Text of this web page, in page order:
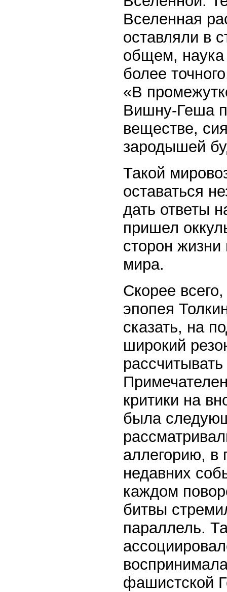
Вселенная
оставляли в
общем, наука
более
«В
Вишну-Геша
веществе,
зародышей
Такой
оставаться
дать ответы
пришел
сторон жизни
мира.
Скорее
эпопея
сказать, на
широкий
критики на
была
аллегорию,
недавних
каждом
битвы
параллель.
фашистской